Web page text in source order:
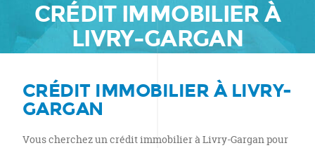
CRÉDIT IMMOBILIER À
LIVRY-GARGAN
CRÉDIT IMMOBILIER À LIVRY-
GARGAN
Vous cherchez un crédit immobilier à Livry-Gargan pour